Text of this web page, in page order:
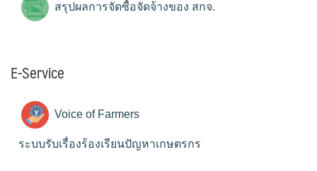
สรุปผลการจัดซื้อจัดจ้างของ สกจ.
E-Service
Voice of Farmers
ระบบรับเรื่องร้องเรียนปัญหาเกษตรกร